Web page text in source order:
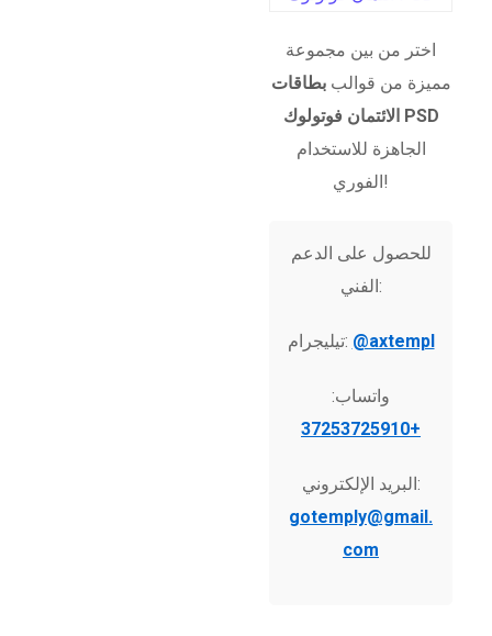
اختر من بين مجموعة
مميزة من قوالببطاقات
الائتمان فوتولوك PSD
الجاهزة للاستخدام
الفوري!
للحصول على الدعم
الفني:
تيليجرام: @axtempl
واتساب:
+37253725910
البريد الإلكتروني:
gotemply@gmail.
com